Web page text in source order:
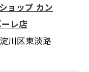
ョップ カン
レ店
川区東淡路